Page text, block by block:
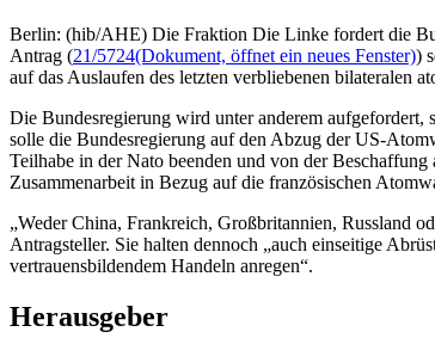
Berlin: (hib/AHE) Die Fraktion Die Linke fordert die
Antrag (21/5724(Dokument, öffnet ein neues Fenster))
auf das Auslaufen des letzten verbliebenen bilateralen
Die Bundesregierung wird unter anderem
solle die Bundesregierung auf den Abzug der US-
Teilhabe in der Nato beenden und von der
Zusammenarbeit in Bezug auf die französischen
„Weder China, Frankreich, Großbritannien, Russland
Antragsteller. Sie halten dennoch „auch einseitige
vertrauensbildendem Handeln anregen“.
Herausgeber